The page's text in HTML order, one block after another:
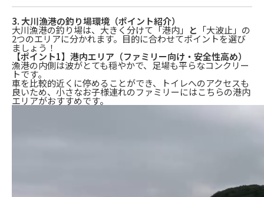
3. 大川漁港の釣り場環境（ポイント紹介）
大川漁港の釣り場は、大きく分けて「港内」 と 「大波止」の
2つのエリアに分かれます。目的に合わせてポイントを選び
ましょう！
【ポイント1】港内エリア（ファミリー向け・安全性高め）
漁港の内側は波がとても穏やかで、足場も平らなコンクリー
トです。
車を比較的近くに停めることができ、トイレへのアクセスも
良いため、小さなお子様連れのファミリーにはこちらの港内
エリアがおすすめです。